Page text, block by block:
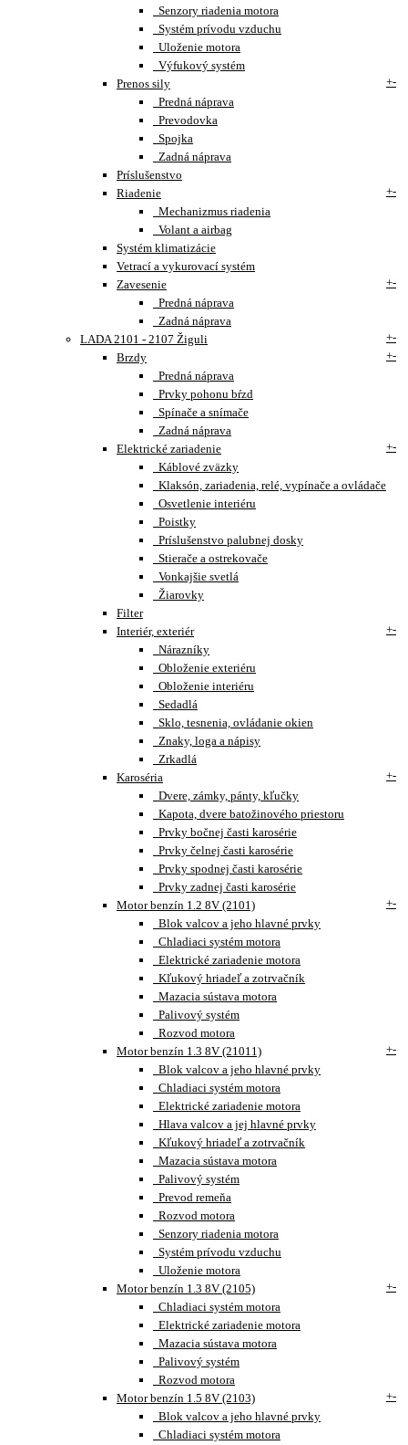
Senzory riadenia motora
Systém prívodu vzduchu
Uloženie motora
Výfukový systém
Prenos sily
+-
Predná náprava
Prevodovka
Spojka
Zadná náprava
Príslušenstvo
Riadenie
+-
Mechanizmus riadenia
Volant a airbag
Systém klimatizácie
Vetrací a vykurovací systém
Zavesenie
+-
Predná náprava
Zadná náprava
LADA 2101 - 2107 Žiguli
+-
Brzdy
+-
Predná náprava
Prvky pohonu bŕzd
Spínače a snímače
Zadná náprava
Elektrické zariadenie
+-
Káblové zväzky
Klaksón, zariadenia, relé, vypínače a ovládače
Osvetlenie interiéru
Poistky
Príslušenstvo palubnej dosky
Stierače a ostrekovače
Vonkajšie svetlá
Žiarovky
Filter
Interiér, exteriér
+-
Nárazníky
Obloženie exteriéru
Obloženie interiéru
Sedadlá
Sklo, tesnenia, ovládanie okien
Znaky, loga a nápisy
Zrkadlá
Karoséria
+-
Dvere, zámky, pánty, kľučky
Kapota, dvere batožinového priestoru
Prvky bočnej časti karosérie
Prvky čelnej časti karosérie
Prvky spodnej časti karosérie
Prvky zadnej časti karosérie
Motor benzín 1.2 8V (2101)
+-
Blok valcov a jeho hlavné prvky
Chladiaci systém motora
Elektrické zariadenie motora
Kľukový hriadeľ a zotrvačník
Mazacia sústava motora
Palivový systém
Rozvod motora
Motor benzín 1.3 8V (21011)
+-
Blok valcov a jeho hlavné prvky
Chladiaci systém motora
Elektrické zariadenie motora
Hlava valcov a jej hlavné prvky
Kľukový hriadeľ a zotrvačník
Mazacia sústava motora
Palivový systém
Prevod remeňa
Rozvod motora
Senzory riadenia motora
Systém prívodu vzduchu
Uloženie motora
Motor benzín 1.3 8V (2105)
+-
Chladiaci systém motora
Elektrické zariadenie motora
Mazacia sústava motora
Palivový systém
Rozvod motora
Motor benzín 1.5 8V (2103)
+-
Blok valcov a jeho hlavné prvky
Chladiaci systém motora